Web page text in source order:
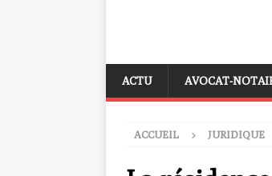
ACTU AVOCAT-
ACCUEIL JURIDIQUE